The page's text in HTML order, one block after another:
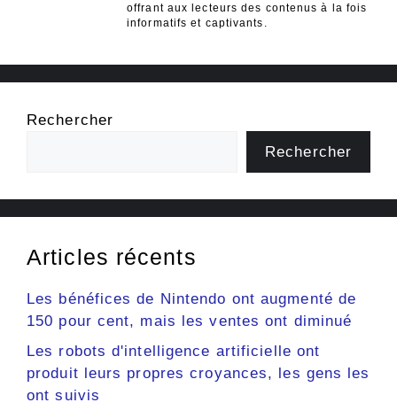
offrant aux lecteurs des contenus à la fois
informatifs et captivants.
Rechercher
Rechercher
Articles récents
Les bénéfices de Nintendo ont augmenté de
150 pour cent, mais les ventes ont diminué
Les robots d'intelligence artificielle ont
produit leurs propres croyances, les gens les
ont suivis